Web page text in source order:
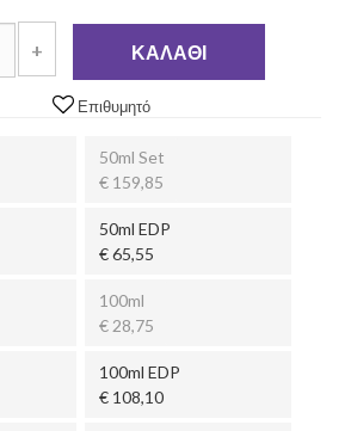
+ ΚΑΛΆΘΙ
Επιθυμητό
50ml Set
€ 159,85
50ml EDP
€ 65,55
100ml
€ 28,75
100ml EDP
€ 108,10